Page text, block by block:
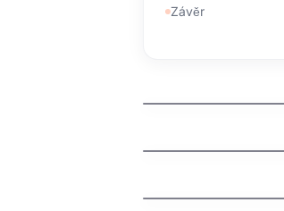
Závěr